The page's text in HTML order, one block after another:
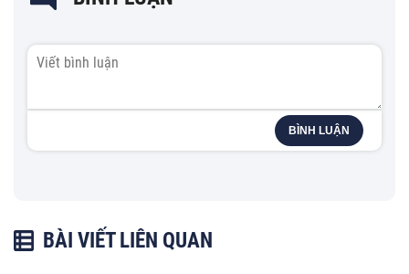
BÌNH LUẬN
BÀI VIẾT LIÊN QUAN